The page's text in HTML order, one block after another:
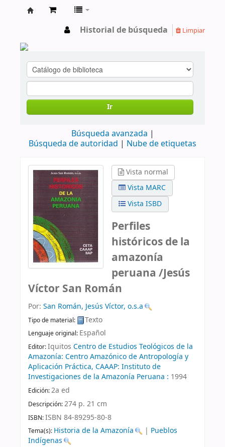
Historial de búsqueda Limpiar
Ir
Búsqueda avanzada
Búsqueda de autoridad
Nube de etiquetas
Vista normal
Vista MARC
Vista ISBD
Perfiles
históricos de la
amazonía
peruana /Jesús
Víctor San Román
Por: San Román, Jesús Víctor, o.s.a
Tipo de material: Texto
Lenguaje original: Español
Editor:Iquitos Centro de Estudios Teológicos de la
Amazonía: Centro Amazónico de Antropología y
Aplicación Práctica, CAAAP: Instituto de
Investigaciones de la Amazonía Peruana : 1994
Edición:2a ed
Descripción:274 p. 21 cm
ISBN:ISBN 84-89295-80-8
Tema(s): Historia de la Amazonía | Pueblos
Indígenas